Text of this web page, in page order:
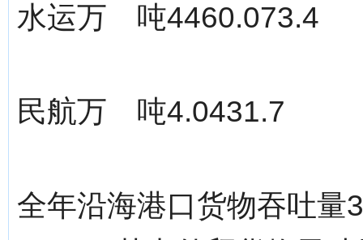
水运万 吨4460.073.4
民航万 吨4.0431.7
全年沿海港口货物吞吐量